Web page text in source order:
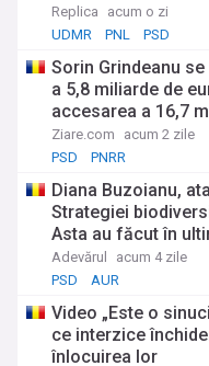
Replica
acum o zi
UDMR
PNL PSD
Sorin Grindeanu
a 5,8 miliarde de
accesarea a 16,7
Ziare.com
acum 2 zile
PSD
PNRR
Diana Buzoianu,
Strategiei
Asta au făcut în
Adevărul
acum 4 zile
PSD
AUR
Video „Este o
ce interzice
înlocuirea lor